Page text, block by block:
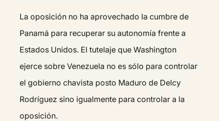
La oposición no ha aprovechado la cumbre de
Panamá para recuperar su autonomía frente a
Estados Unidos. El tutelaje que Washington
ejerce sobre Venezuela no es sólo para controlar
el gobierno chavista posto Maduro de Delcy
Rodríguez sino igualmente para controlar a la
oposición.